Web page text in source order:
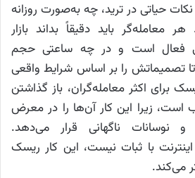
حیاتی در ترید، چه به‌صورت روزانه
باید دقیقاً بداند بازار
فعال است و در چه ساعتی حجم
تصمیماتش را بر اساس شرایط واقعی
برای اکثر معامله‌گران، باز گذاشتن
زیرا این کار آن‌ها را در معرض
و نوسانات ناگهانی قرار می‌دهد.
با ثبات نیست، این کار ریسک
می‌کند.